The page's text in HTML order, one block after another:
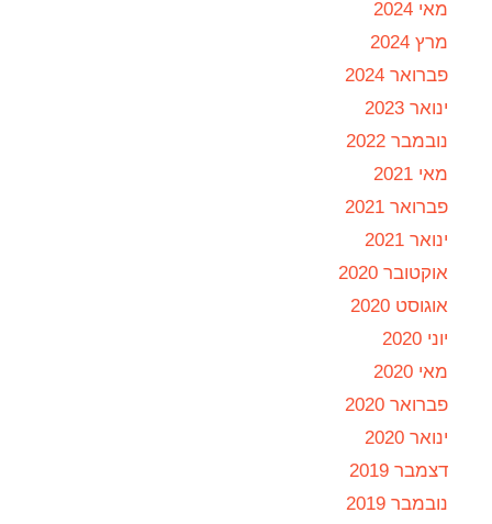
מאי 2024
מרץ 2024
פברואר 2024
ינואר 2023
נובמבר 2022
מאי 2021
פברואר 2021
ינואר 2021
אוקטובר 2020
אוגוסט 2020
יוני 2020
מאי 2020
פברואר 2020
ינואר 2020
דצמבר 2019
נובמבר 2019